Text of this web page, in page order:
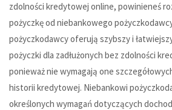
zdolności kredytowej online, powinieneś
pożyczkę od niebankowego
pożyczkodawcy oferują szybszy i
pożyczki dla zadłużonych bez zdolności
ponieważ nie wymagają one
historii kredytowej. Niebankowi
określonych wymagań dotyczących